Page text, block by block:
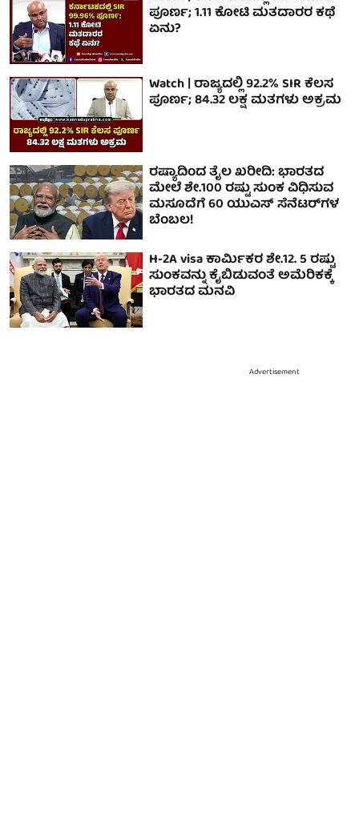
ಪೂರ್ಣ; 1.11 ಕೋಟಿ ಮತದಾರರ ಕಥೆ
ಏನು?
Watch | ರಾಜ್ಯದಲ್ಲಿ 92.2% SIR ಕೆಲಸ
ಪೂರ್ಣ; 84.32 ಲಕ್ಷ ಮತಗಳು ಅಕ್ರಮ
ರಷ್ಯಾದಿಂದ ತೈಲ ಖರೀದಿ: ಭಾರತದ
ಮೇಲೆ ಶೇ.100 ರಷ್ಟು ಸುಂಕ ವಿಧಿಸುವ
ಮಸೂದೆಗೆ 60 ಯುಎಸ್ ಸೆನೆಟರ್‌ಗಳ
ಬೆಂಬಲ!
H-2A visa ಕಾರ್ಮಿಕರ ಶೇ.12. 5 ರಷ್ಟು
ಸುಂಕವನ್ನು ಕೈಬಿಡುವಂತೆ ಅಮೆರಿಕಕ್ಕೆ
ಭಾರತದ ಮನವಿ
Advertisement